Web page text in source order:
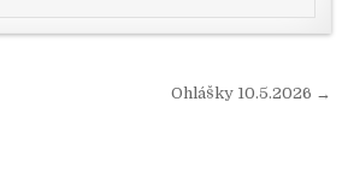
příspěvekOhlášky 10.5.2026 →